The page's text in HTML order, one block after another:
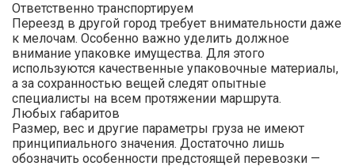
Ответственно транспортируем
Переезд в другой город требует внимательности даже
к мелочам. Особенно важно уделить должное
внимание упаковке имущества. Для этого
используются качественные упаковочные материалы,
а за сохранностью вещей следят опытные
специалисты на всем протяжении маршрута.
Любых габаритов
Размер, вес и другие параметры груза не имеют
принципиального значения. Достаточно лишь
обозначить особенности предстоящей перевозки —